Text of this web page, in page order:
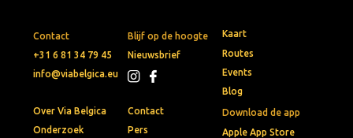
Contact
+31 6 81 34 79 45
info@viabelgica.eu
Blijf op de hoogte
Nieuwsbrief
Download de app
Apple App Store
Kaart
Routes
Events
Blog
Over Via Belgica
Onderzoek
Contact
Pers